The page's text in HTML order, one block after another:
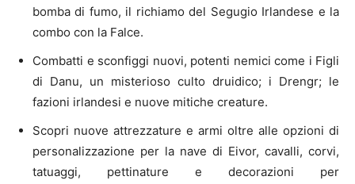
bomba di fumo, il richiamo del Segugio Irlandese e la
combo con la Falce.
Combatti e sconfiggi nuovi, potenti nemici come i Figli
di Danu, un misterioso culto druidico; i Drengr; le
fazioni irlandesi e nuove mitiche creature.
Scopri nuove attrezzature e armi oltre alle opzioni di
personalizzazione per la nave di Eivor, cavalli, corvi,
tatuaggi, pettinature e decorazioni per